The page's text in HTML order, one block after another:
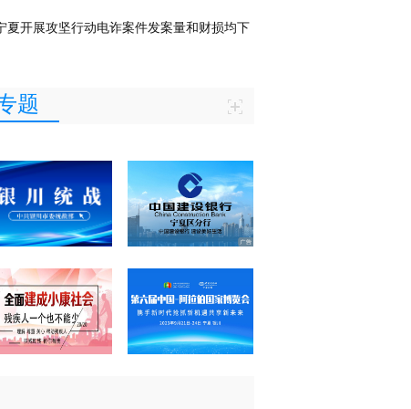
夏开展攻坚行动电诈案件发案量和财损均下
题